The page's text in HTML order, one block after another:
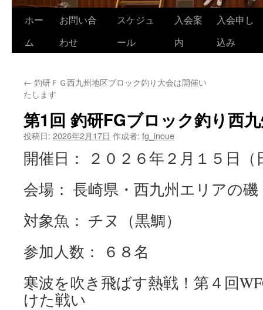
コ
ン
へ
ス
プ
ホー
ム
お問い合
わせ
スケジュ
ール
入会案
内
入会申し
込み
← 釣研ＦＧ西九州地区ブロック釣り大会は開催い
たします
第1回 釣研FGブロック釣り西
投稿日: 2026年2月17日 作成者: fg_inoue
開催日： ２０２６年２月１５日（
会場： 長崎県・西九州エリアの磯
対象魚： チヌ（黒鯛）
参加人数： ６８名
寒波を吹き飛ばす熱戦！第４回
けた戦い